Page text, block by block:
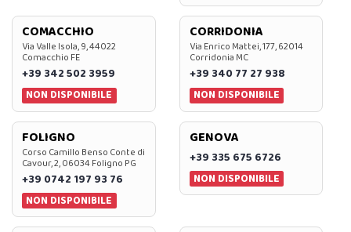
COMACCHIO
Via Valle Isola, 9, 44022
Comacchio FE
+39 342 502 3959
NON DISPONIBILE
CORRIDONIA
Via Enrico Mattei, 177, 62014
Corridonia MC
+39 340 77 27 938
NON DISPONIBILE
FOLIGNO
Corso Camillo Benso Conte di
Cavour, 2, 06034 Foligno PG
+39 0742 197 93 76
NON DISPONIBILE
GENOVA
+39 335 675 6726
NON DISPONIBILE